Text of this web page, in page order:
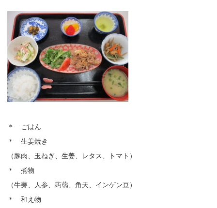
＊ ごはん
＊ 生姜焼き
（豚肉、玉ねぎ、生姜、レタス、トマト）
＊ 煮物
（牛蒡、人参、蒟蒻、角天、インゲン豆）
＊ 和え物